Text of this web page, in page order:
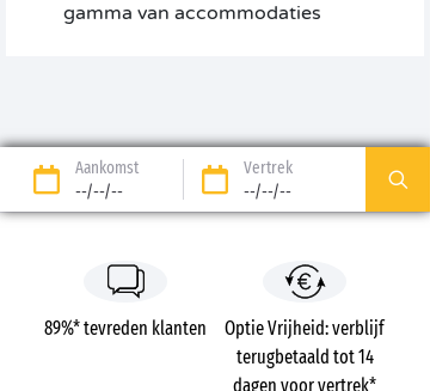
gamma van accommodaties
Aankomst
--/--/--
Vertrek
--/--/--
89%* tevreden klanten
Optie Vrijheid: verblijf
terugbetaald tot 14
dagen voor vertrek*